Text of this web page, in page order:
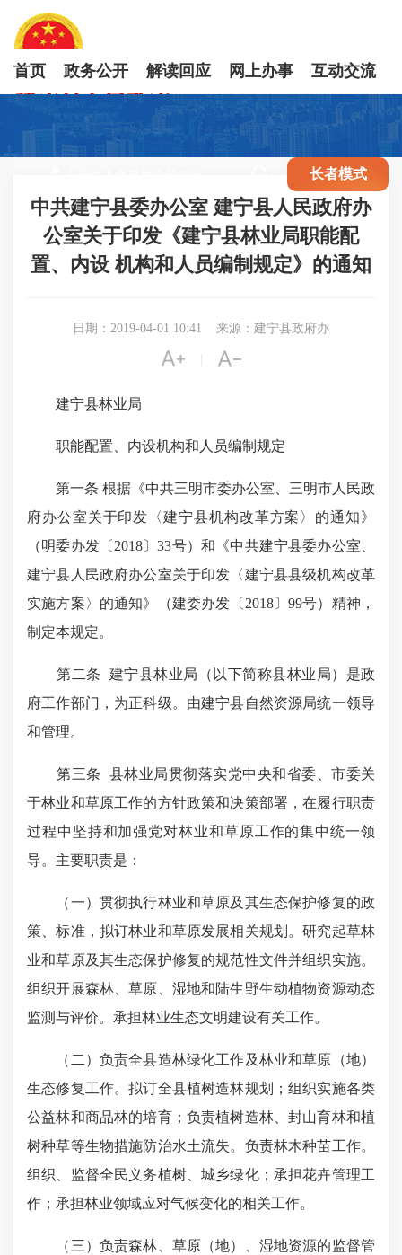
首页 政务公开 解读回应 网上办事 互动交流
长者模式
中共建宁县委办公室 建宁县人民政府办
公室关于印发《建宁县林业局职能配
置、内设 机构和人员编制规定》的通知
日期：2019-04-01 10:41 来源：建宁县政府办
 
建宁县林业局
职能配置、内设机构和人员编制规定
第一条 根据《中共三明市委办公室、三明市人民政
府办公室关于印发〈建宁县机构改革方案〉的通知》
（明委办发〔2018〕33号）和《中共建宁县委办公室、
建宁县人民政府办公室关于印发〈建宁县县级机构改革
实施方案〉的通知》（建委办发〔2018〕99号）精神，
制定本规定。
第二条 建宁县林业局（以下简称县林业局）是政
府工作部门，为正科级。由建宁县自然资源局统一领导
和管理。
第三条 县林业局贯彻落实党中央和省委、市委关
于林业和草原工作的方针政策和决策部署，在履行职责
过程中坚持和加强党对林业和草原工作的集中统一领
导。主要职责是：
（一）贯彻执行林业和草原及其生态保护修复的政
策、标准，拟订林业和草原发展相关规划。研究起草林
业和草原及其生态保护修复的规范性文件并组织实施。
组织开展森林、草原、湿地和陆生野生动植物资源动态
监测与评价。承担林业生态文明建设有关工作。
（二）负责全县造林绿化工作及林业和草原（地）
生态修复工作。拟订全县植树造林规划；组织实施各类
公益林和商品林的培育；负责植树造林、封山育林和植
树种草等生物措施防治水土流失。负责林木种苗工作。
组织、监督全民义务植树、城乡绿化；承担花卉管理工
作；承担林业领域应对气候变化的相关工作。
（三）负责森林、草原（地）、湿地资源的监督管